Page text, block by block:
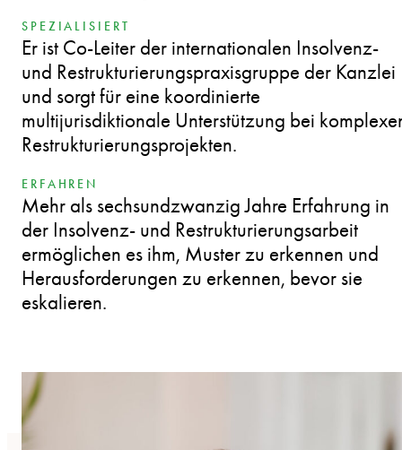
SPEZIALISIERT
Er ist Co-Leiter der internationalen Insolvenz-
und Restrukturierungspraxisgruppe der Kanzlei
und sorgt für eine koordinierte
multijurisdiktionale Unterstützung bei
Restrukturierungsprojekten.
ERFAHREN
Mehr als sechsundzwanzig Jahre Erfahrung in
der Insolvenz- und Restrukturierungsarbeit
ermöglichen es ihm, Muster zu erkennen und
Herausforderungen zu erkennen, bevor sie
eskalieren.